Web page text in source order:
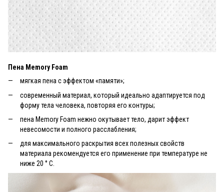
Пена Memory Foam
мягкая пена с эффектом «памяти»;
современный материал, который идеально адаптируется под
форму тела человека, повторяя его контуры;
пена Memory Foam нежно окутывает тело, дарит эффект
невесомости и полного расслабления;
для максимального раскрытия всех полезных свойств
материала рекомендуется его применение при температуре не
ниже 20 ° С.